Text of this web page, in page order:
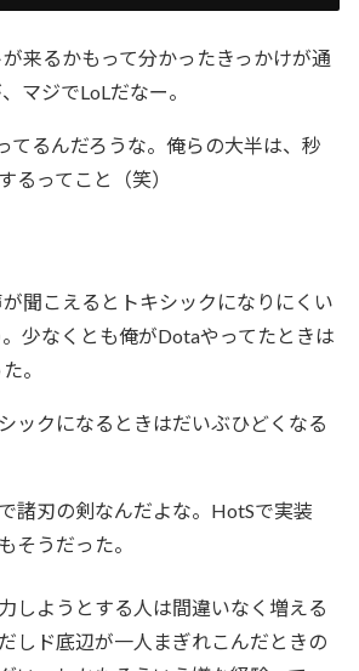
来るかもって分かったきっかけが通
マジでLoLだなー。
てるんだろうな。俺らの大半は、秒
るってこと（笑）
聞こえるとトキシックになりにくい
少なくとも俺がDotaやってたときは
。
ックになるときはだいぶひどくなる
諸刃の剣なんだよな。HotSで実装
そうだった。
しようとする人は間違いなく増える
しド底辺が一人まぎれこんだときの